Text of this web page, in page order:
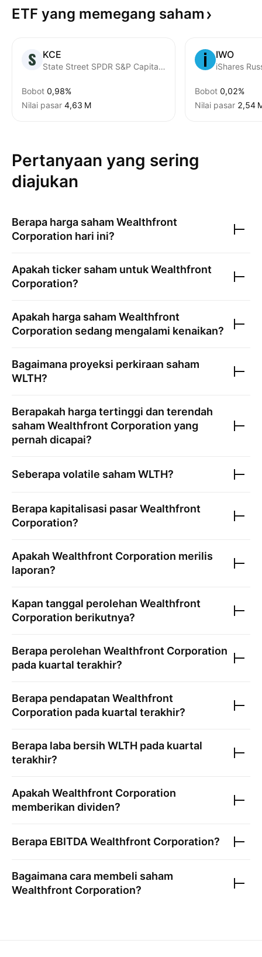
ETF yang memegang saham
KCE
State Street SPDR S&P Capital Markets ETF
Bobot 0,98%
Nilai pasar ‪4,63 M‬
IWO
Bobot 0,02%
Nilai pasar ‪2,54
Pertanyaan yang sering
diajukan
Berapa harga saham Wealthfront
Corporation hari ini?
Apakah ticker saham untukWealthfront
Corporation?
Apakah harga saham Wealthfront
Corporation sedang mengalami kenaikan?
Bagaimana proyeksi perkiraan saham
WLTH?
Berapakah harga tertinggi dan terendah
saham Wealthfront Corporation yang
pernah dicapai?
Seberapa volatile saham WLTH?
Berapa kapitalisasi pasarWealthfront
Corporation?
Apakah Wealthfront Corporation merilis
laporan?
Kapan tanggal perolehan Wealthfront
Corporation berikutnya?
Berapa perolehan Wealthfront Corporation
pada kuartal terakhir?
Berapa pendapatan Wealthfront
Corporation pada kuartal terakhir?
Berapa laba bersih WLTH pada kuartal
terakhir?
Apakah Wealthfront Corporation
memberikan dividen?
Berapa EBITDA Wealthfront Corporation?
Bagaimana cara membeli saham
Wealthfront Corporation?